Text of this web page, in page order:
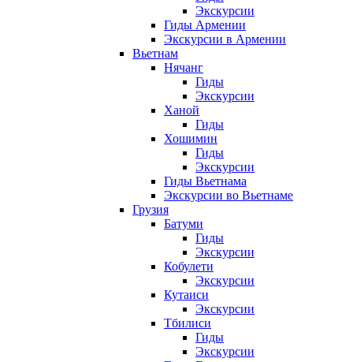
Экскурсии
Гиды Армении
Экскурсии в Армении
Вьетнам
Нячанг
Гиды
Экскурсии
Ханой
Гиды
Хошимин
Гиды
Экскурсии
Гиды Вьетнама
Экскурсии во Вьетнаме
Грузия
Батуми
Гиды
Экскурсии
Кобулети
Экскурсии
Кутаиси
Экскурсии
Тбилиси
Гиды
Экскурсии